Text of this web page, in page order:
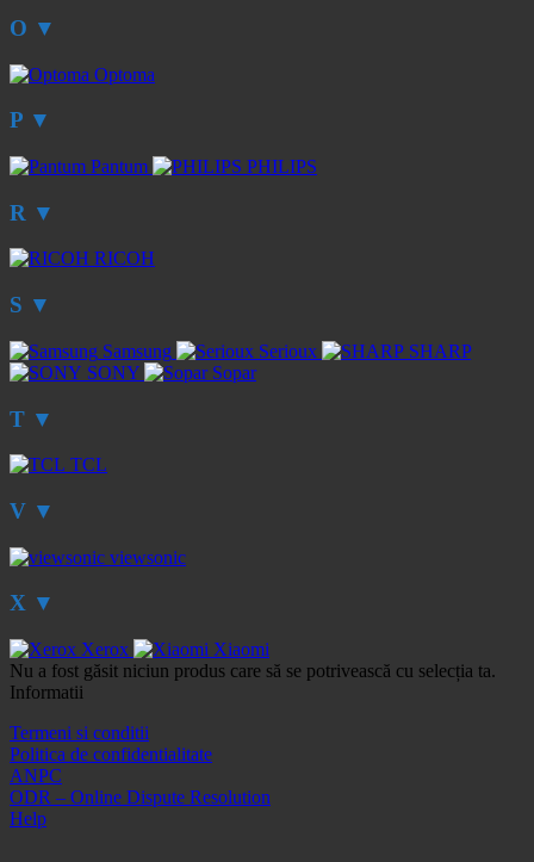
O ▼
Optoma
P ▼
Pantum PHILIPS
R ▼
RICOH
S ▼
Samsung Serioux
SHARP
SONY
Sopar
T ▼
TCL
V ▼
viewsonic
X ▼
Xerox
Xiaomi
Nu a fost găsit niciun produs care să se potrivească cu selecția ta.
Informatii
Termeni si conditii
Politica de confidentialitate
ANPC
ODR – Online Dispute Resolution
Help